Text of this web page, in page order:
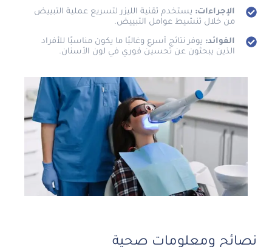
الإجراءات: يستخدم تقنية الليزر لتسريع عملية التبييض
من خلال تنشيط عوامل التبييض.
الفوائد: يوفر نتائج أسرع وغالبًا ما يكون مناسبًا للأفراد
الذين يبحثون عن تحسين فوري في لون الأسنان.
نصائح ومعلومات صحية